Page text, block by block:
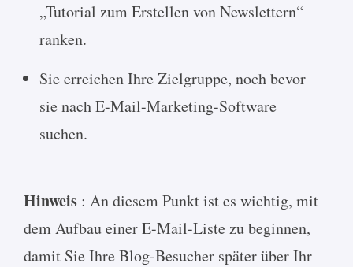
„Tutorial zum Erstellen von Newslettern“
ranken.
Sie erreichen Ihre Zielgruppe, noch bevor
sie nach E-Mail-Marketing-Software
suchen.
Hinweis : An diesem Punkt ist es wichtig, mit
dem Aufbau einer E-Mail-Liste zu beginnen,
damit Sie Ihre Blog-Besucher später über Ihr